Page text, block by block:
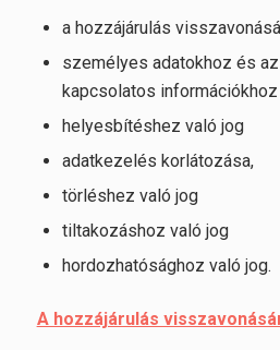
a hozzájárulás
személyes adatokhoz és
kapcsolatos
helyesbítéshez való jog
adatkezelés korlátozása,
törléshez való jog
tiltakozáshoz való jog
hordozhatósághoz való jog.
A hozzájárulás